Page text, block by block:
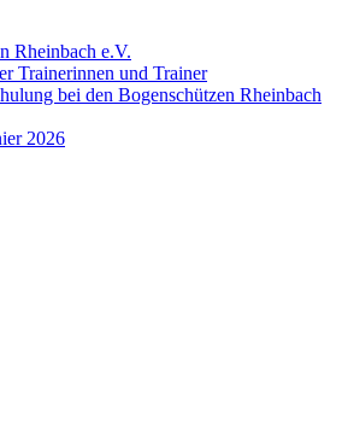
Rheinbach e.V.
Trainerinnen und Trainer
bei den Bogenschützen Rheinbach
2026